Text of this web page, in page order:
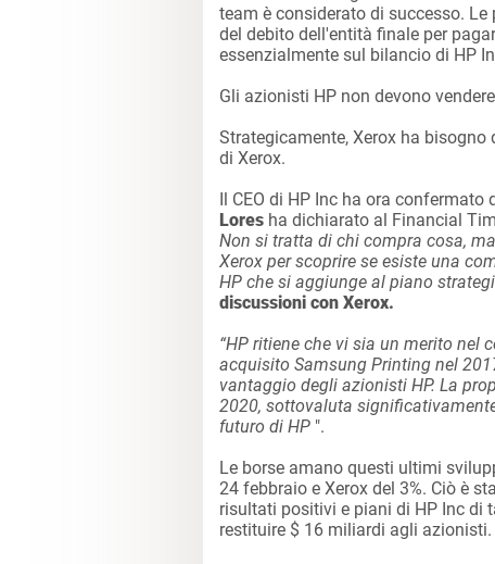
team è considerato di successo.
del debito dell'entità finale per
essenzialmente sul bilancio di HP
Gli azionisti HP non devono
Strategicamente, Xerox ha
di Xerox.
Il CEO di HP Inc ha ora
Lores ha dichiarato al Financial
Non si tratta di chi compra cosa,
Xerox per scoprire se esiste una
HP che si aggiunge al piano
discussioni con Xerox.
“HP ritiene che vi sia un merito nel
acquisito Samsung Printing nel
vantaggio degli azionisti HP. La
2020, sottovaluta
futuro di HP ".
Le borse amano questi ultimi
24 febbraio e Xerox del 3%. Ciò è
risultati positivi e piani di HP Inc di
restituire $ 16 miliardi agli azionisti.